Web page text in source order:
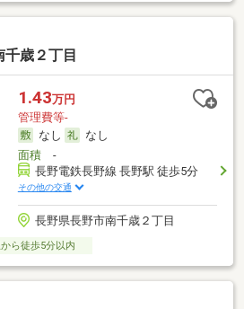
千歳２丁目
1.43万円
管理費等-
なし
なし
面積-
長野電鉄長野線 長野駅 徒歩5分
その他の交通
長野県長野市南千歳２丁目
ら徒歩5分以内